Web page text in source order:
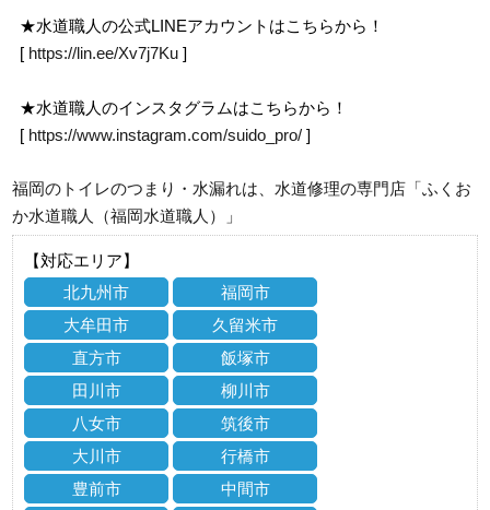
★水道職人の公式LINEアカウントはこちらから！
[ https://lin.ee/Xv7j7Ku ]
★水道職人のインスタグラムはこちらから！
[ https://www.instagram.com/suido_pro/ ]
福岡のトイレのつまり・水漏れは、水道修理の専門店「ふくお
か水道職人（福岡水道職人）」
【対応エリア】
北九州市
福岡市
大牟田市
久留米市
直方市
飯塚市
田川市
柳川市
八女市
筑後市
大川市
行橋市
豊前市
中間市